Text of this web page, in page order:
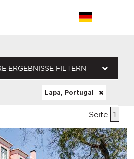
ERGEBNISSE FILTERN
Lapa, Portugal
Seite 1